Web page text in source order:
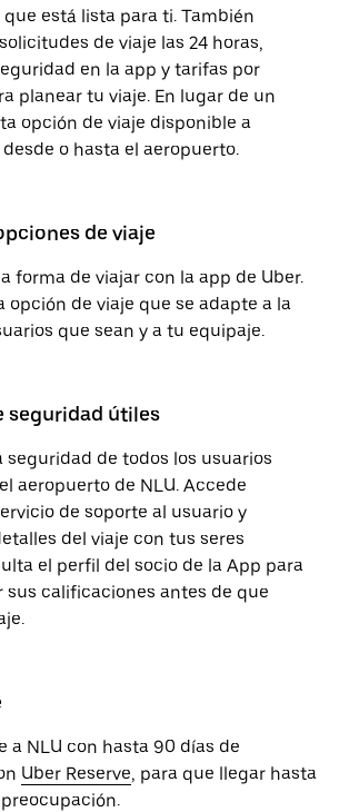
está lista para ti. También
de viaje las 24 horas,
en la app y tarifas por
planear tu viaje. En lugar de un
opción de viaje disponible a
o hasta el aeropuerto.
de viaje
forma de viajar con la app de Uber.
opción de viaje que se adapte a la
que sean y a tu equipaje.
seguridad útiles
seguridad de todos los usuarios
aeropuerto de NLU. Accede
de soporte al usuario y
del viaje con tus seres
el perfil del socio de la App para
sus calificaciones antes de que
a NLU con hasta 90 días de
Uber Reserve, para que llegar hasta